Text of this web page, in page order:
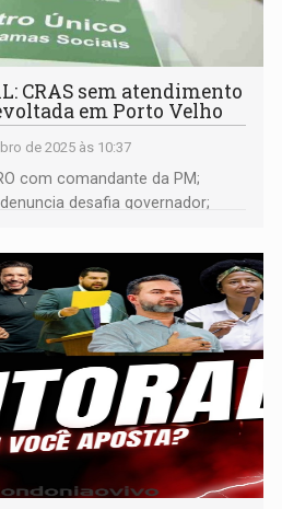
CRAS sem atendimento
em Porto Velho
de 2025 às 10:37
com comandante da PM;
desafia governador;
Lima e muito mais